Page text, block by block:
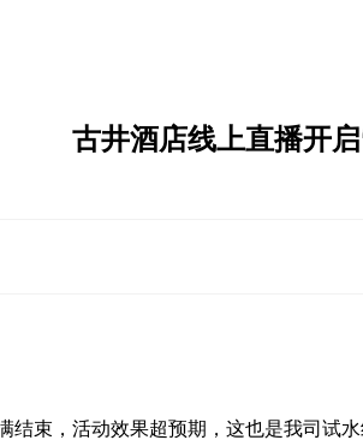
古井酒店线上直播开
结束 ， 活动效果超预期，这也是我司试